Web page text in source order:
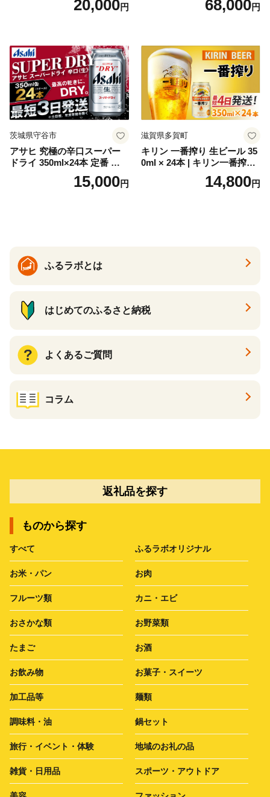
お酒 洋酒 スピリッツ クラフ
セット 詰め合わせ カクテル
ソーダ割り アルコール ロッ
ク ソーダ ジントニック 】
20,000円 68,000円
茨城県守谷市
アサヒ 究極の辛口スーパー
ドライ 350ml×24本 定番 ビー
ル 缶ビール 酒 お酒 アルコー
15,000円
滋賀県多賀町
キリン 一番搾り 生ビール 35
0ml × 24本 | キリン一番搾り
キリンビール 一番搾り ビー
ル 24缶 きりんいちばんしぼ
14,800円
ふるラボとは
はじめてのふるさと納税
よくあるご質問
コラム
返礼品を探す
ものから探す
すべて ふるラボオリジナル
お米・パン お肉
フルーツ類 カニ・エビ
おさかな類 お野菜類
たまご お酒
お飲み物 お菓子・スイーツ
加工品等 麺類
調味料・油 鍋セット
旅行・イベント・体験 地域のお礼の品
雑貨・日用品 スポーツ・アウトドア